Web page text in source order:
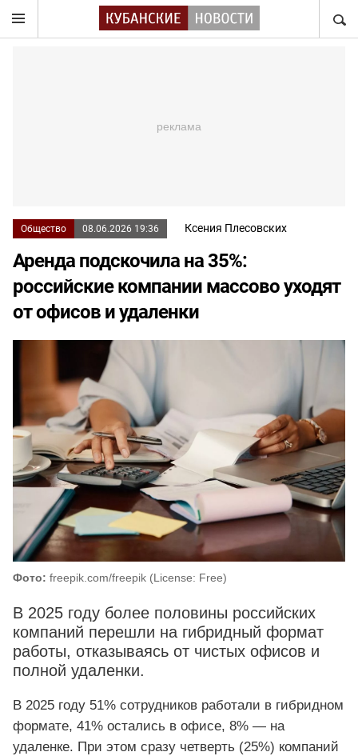
Общество 08.06.2026 19:36 Ксения Плесовских
Аренда подскочила на 35%:
российские компании массово уходят
от офисов и удаленки
Фото: freepik.com/freepik (License: Free)
В 2025 году более половины российских
компаний перешли на гибридный формат
работы, отказываясь от чистых офисов и
полной удаленки.
В 2025 году 51% сотрудников работали в гибридном
формате, 41% остались в офисе, 8% — на
удаленке. При этом сразу четверть (25%) компаний